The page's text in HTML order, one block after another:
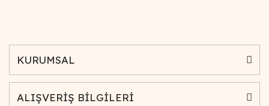
KURUMSAL
ALIŞVERİŞ BİLGİLERİ